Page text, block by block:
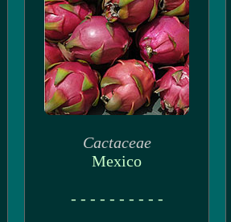
Cactaceae
Mexico
- - - - - - - - - -